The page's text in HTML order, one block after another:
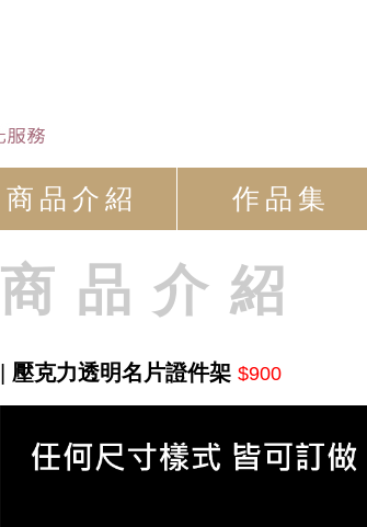
商品介紹 作品集
商品介紹
壓克力透明名片證件架 $900